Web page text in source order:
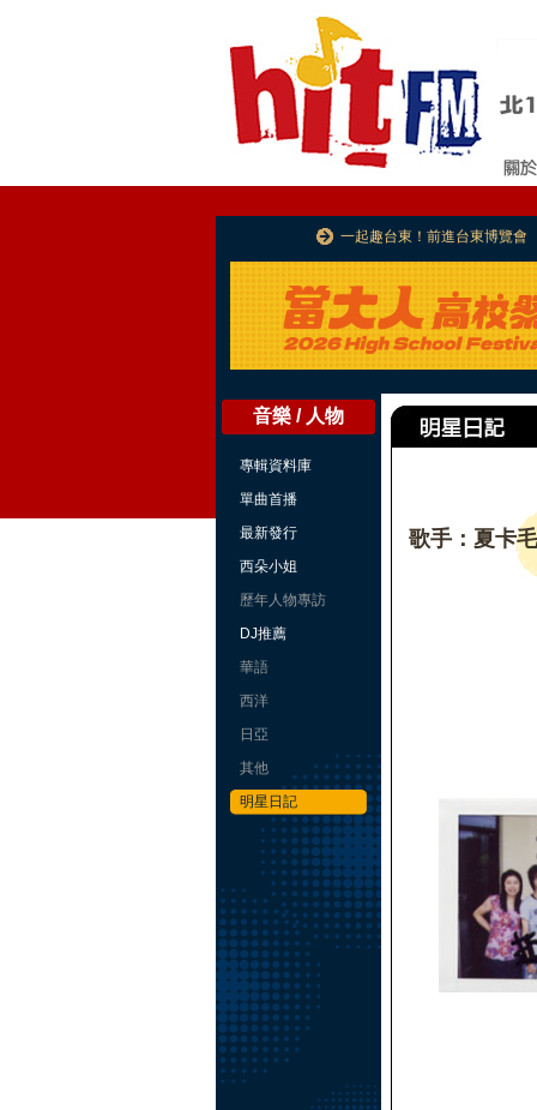
一起趣台東！前進台東博覽會
音樂 / 人物
專輯資料庫
單曲首播
最新發行
西朵小姐
歷年人物專訪
DJ推薦
華語
西洋
日亞
其他
明星日記
歌手：夏卡毛